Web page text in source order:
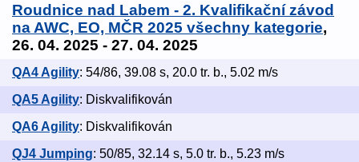
Roudnice nad Labem - 2. Kvalifikační závod
na AWC, EO, MČR 2025 všechny kategorie,
26. 04. 2025 - 27. 04. 2025
QA4 Agility: 54/86, 39.08 s, 20.0 tr. b., 5.02 m/s
QA5 Agility: Diskvalifikován
QA6 Agility: Diskvalifikován
QJ4 Jumping: 50/85, 32.14 s, 5.0 tr. b., 5.23 m/s